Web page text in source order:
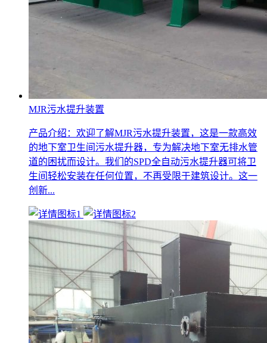
MJR污水提升装置
产品介绍：欢迎了解MJR污水提升装置，这是一款高效
的地下室卫生间污水提升器，专为解决地下室无排水管
道的困扰而设计。我们的SPD全自动污水提升器可将卫
生间轻松安装在任何位置，不再受限于建筑设计。这一
创新...